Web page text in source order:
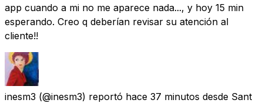
app cuando a mi no me aparece nada..., y hoy 15 min
esperando. Creo q deberían revisar su atención al
cliente!!
inesm3 (@inesm3) reportó hace 37 minutos desde Sant